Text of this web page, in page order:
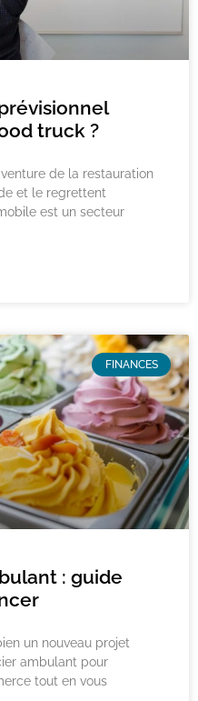
truck ?
de la restauration
et le regrettent
est un secteur
FINANCES
: guide
un nouveau projet
ambulant pour
tout en vous